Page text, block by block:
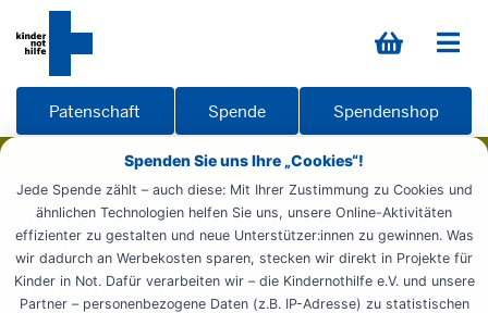
Spenden Sie uns Ihre „Cookies“!
Jede Spende zählt – auch diese: Mit Ihrer Zustimmung zu Cookies und
ähnlichen Technologien helfen Sie uns, unsere Online-Aktivitäten
effizienter zu gestalten und neue Unterstützer:innen zu gewinnen. Was
wir dadurch an Werbekosten sparen, stecken wir direkt in Projekte für
Kinder in Not. Dafür verarbeiten wir – die Kindernothilfe e.V. und unsere
Partner – personenbezogene Daten (z.B. IP-Adresse) zu statistischen
Patenschaft Spende Spendenshop
Startseite Presse Pressemeldungen
News
Neujahrslauf
Neujahrslauf 2022